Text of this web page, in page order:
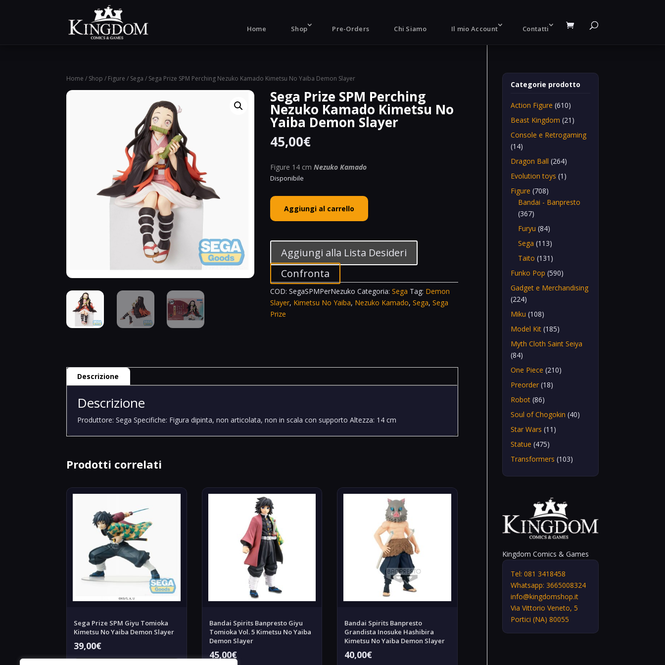
Home Shop Pre-Orders Chi Siamo Il mio Account Contatti
Home / Shop / Figure / Sega / Sega Prize SPM Perching Nezuko Kamado Kimetsu No Yaiba Demon Slayer
Sega Prize SPM Perching
Nezuko Kamado Kimetsu No
Yaiba Demon Slayer
45,00€
Figure 14 cmNezuko Kamado
Disponibile
Sega
Prize
SPM
Kamado
Kimetsu
No
Yaiba
Demon
Slayer
Aggiungi al carrello
Aggiungi alla Lista Desideri
Confronta
COD:SegaSPMPerNezuko Categoria:Sega Tag: Demon
Slayer, Kimetsu No Yaiba, Nezuko Kamado,Sega,Sega
Prize
Descrizione
Descrizione
Produttore: Sega Specifiche: Figura dipinta, non articolata, non in scala con supporto Altezza: 14 cm
Prodotti correlati
Sega Prize SPM Giyu Tomioka
Kimetsu No Yaiba Demon Slayer
39,00€
Bandai Spirits Banpresto Giyu
Tomioka Vol. 5 Kimetsu No Yaiba
Demon Slayer
45,00€
Bandai Spirits Banpresto
Grandista Inosuke Hashibira
Kimetsu No Yaiba Demon Slayer
40,00€
Categorie prodotto
Action Figure (610)
Beast Kingdom (21)
Console e Retrogaming
(14)
Dragon Ball (264)
Evolution toys (1)
Figure (708)
Bandai - Banpresto
(367)
Furyu (84)
Sega (113)
Taito (131)
Funko Pop (590)
Gadget e Merchandising
(224)
Miku (108)
Model Kit (185)
Myth Cloth Saint Seiya
(84)
One Piece (210)
Preorder (18)
Robot (86)
Soul of Chogokin (40)
Star Wars (11)
Statue (475)
Transformers (103)
Kingdom Comics & Games
Tel: 081 3418458
Whatsapp: 3665008324
info@kingdomshop.it
Via Vittorio Veneto, 5
Portici (NA) 80055